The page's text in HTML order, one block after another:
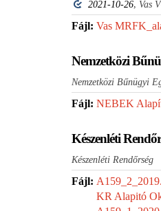
2021-10-26, Vas
Fájl: Vas
Nemzetközi
Nemzetközi Bűnügyi
Fájl: NEBEK
Készenléti
Készenléti Rendőrség
Fájl:
KR Alapitó